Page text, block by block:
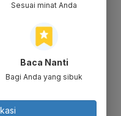
Penyelenggara
dan setelah
juga wajib
menjabat.
Sesuai minat Anda
Baca Nanti
Bagi Anda yang sibuk